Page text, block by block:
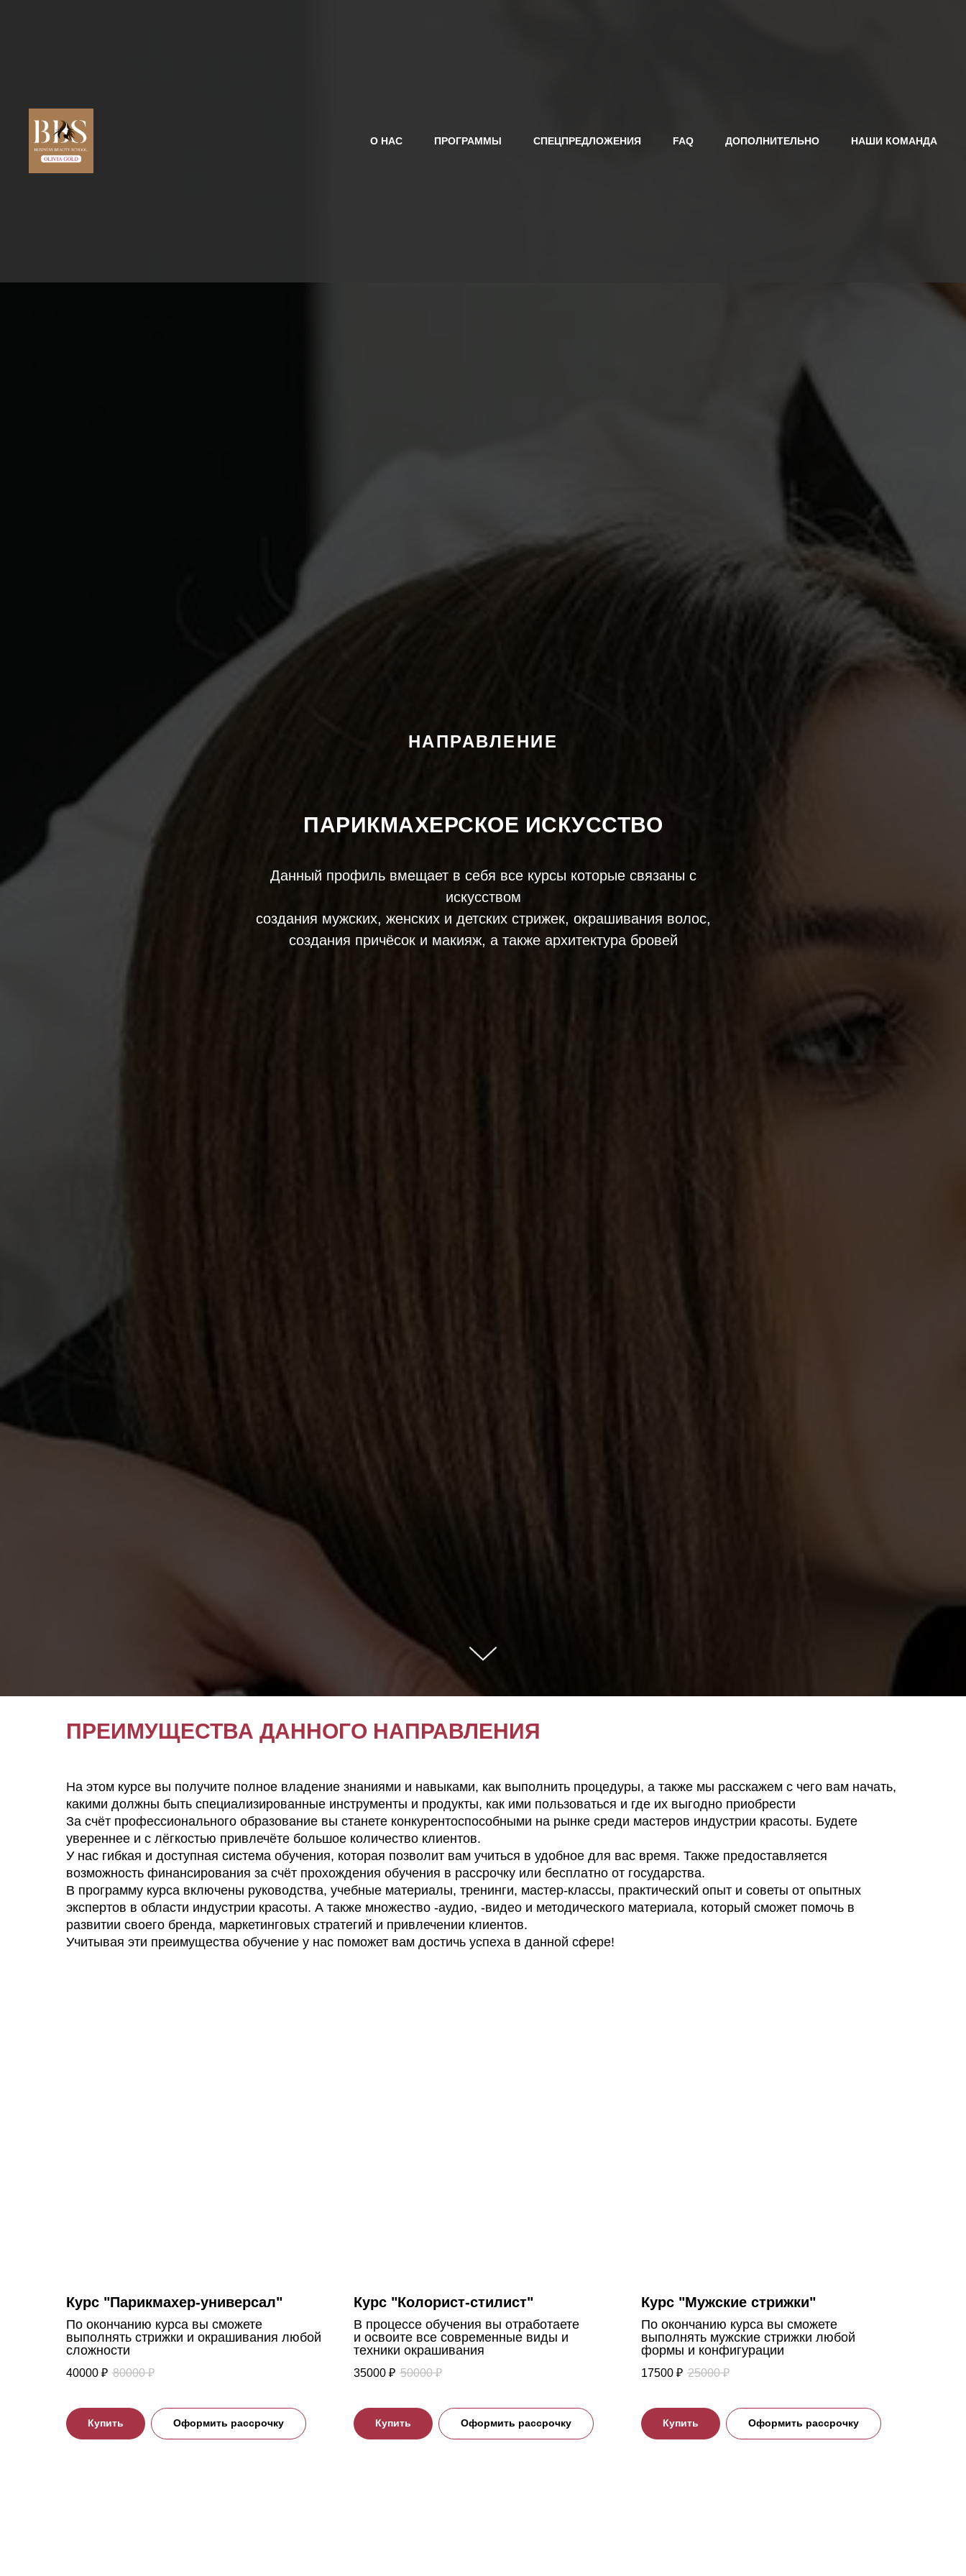
О НАС ПРОГРАММЫ СПЕЦПРЕДЛОЖЕНИЯ FAQ ДОПОЛНИТЕЛЬНО НАШИ КОМАНДА
НАПРАВЛЕНИЕ
ПАРИКМАХЕРСКОЕ ИСКУССТВО
Данный профиль вмещает в себя все курсы которые связаны с
искусством
создания мужских, женских и детских стрижек, окрашивания волос,
создания причёсок и макияж, а также архитектура бровей
ПРЕИМУЩЕСТВА ДАННОГО НАПРАВЛЕНИЯ
На этом курсе вы получите полное владение знаниями и навыками, как выполнить процедуры, а также мы расскажем с чего вам начать,
какими должны быть специализированные инструменты и продукты, как ими пользоваться и где их выгодно приобрести
За счёт профессионального образование вы станете конкурентоспособными на рынке среди мастеров индустрии красоты. Будете
увереннее и с лёгкостью привлечёте большое количество клиентов.
У нас гибкая и доступная система обучения, которая позволит вам учиться в удобное для вас время. Также предоставляется
возможность финансирования за счёт прохождения обучения в рассрочку или бесплатно от государства.
В программу курса включены руководства, учебные материалы, тренинги, мастер-классы, практический опыт и советы от опытных
экспертов в области индустрии красоты. А также множество -аудио, -видео и методического материала, который сможет помочь в
развитии своего бренда, маркетинговых стратегий и привлечении клиентов.
Учитывая эти преимущества обучение у нас поможет вам достичь успеха в данной сфере!
Курс "Парикмахер-универсал"
По окончанию курса вы сможете
выполнять стрижки и окрашивания любой
сложности
40000 ₽ 80000 ₽
Купить Оформить рассрочку
Курс "Колорист-стилист"
В процессе обучения вы отработаете
и освоите все современные виды и
техники окрашивания
35000 ₽ 50000 ₽
Купить Оформить рассрочку
Курс "Мужские стрижки"
По окончанию курса вы сможете
выполнять мужские стрижки любой
формы и конфигурации
17500 ₽ 25000 ₽
Купить Оформить рассрочку